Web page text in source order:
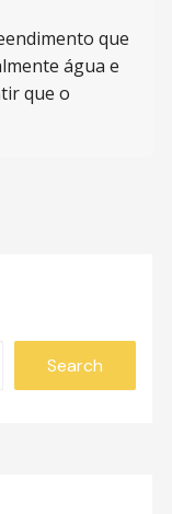
que
água e
que o
Search